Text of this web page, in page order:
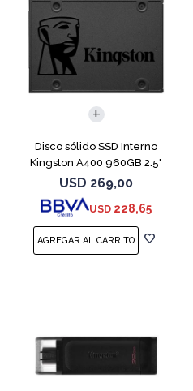
Disco sólido SSD Interno
Kingston A400 960GB 2.5"
SATA 3
USD 269,00
USD 228,65